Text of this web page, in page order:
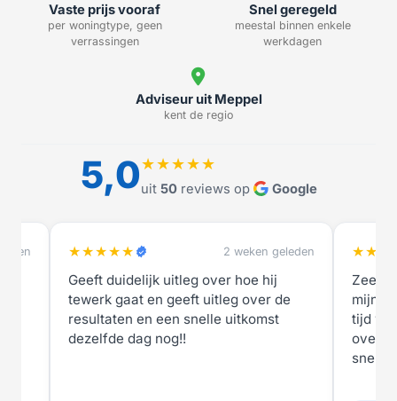
Vaste prijs vooraf
per woningtype, geen
verrassingen
Snel geregeld
meestal binnen enkele
werkdagen
Adviseur uit Meppel
kent de regio
5,0★★★★★
uit 50reviews op Google
★★★★★ 2 weken geleden
Geeft duidelijk uitleg over hoe hij
tewerk gaat en geeft uitleg over de
resultaten en een snelle uitkomst
dezelfde dag nog!!
Zeer
mijn
tijd
snel.